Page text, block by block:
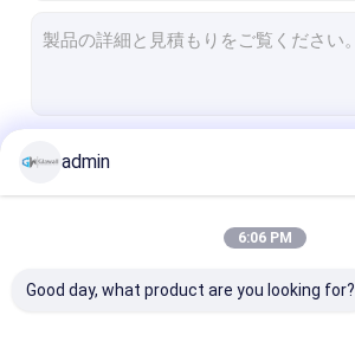
解体可能なガラス隔壁
admin
6:06 PM
Good day, what product are you looking for?